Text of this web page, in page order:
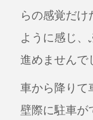
らの感覚だけ
ように感じ、
進めませんで
車から降りて
壁際に駐車が